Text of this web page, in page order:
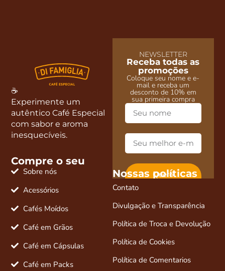
NEWSLETTER
Receba todas as
promoções
Coloque seu nome e e-
mail e receba um
desconto de 10% em
sua primeira compra
Quero
desconto e
☕
Experimente um
autêntico Café Especial
com sabor e aroma
inesquecíveis.
Compre o seu
Sobre nós
Acessórios
Cafés Moídos
Café em Grãos
Café em Cápsulas
Café em Packs
Nossas políticas
Contato
Divulgação e Transparência
Política de Troca e Devolução
Política de Cookies
Política de Comentarios